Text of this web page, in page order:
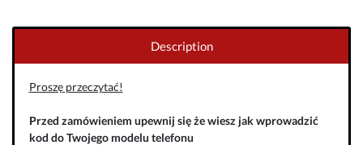
Description
Proszę przeczytać!
Przed zamówieniem upewnij się że wiesz jak wprowadzić
kod do Twojego modelu telefonu